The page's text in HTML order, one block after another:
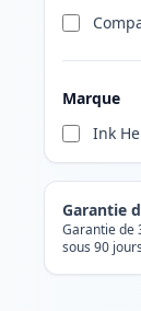
Marque
Ink
Garantie
Garantie de
sous 90 jours